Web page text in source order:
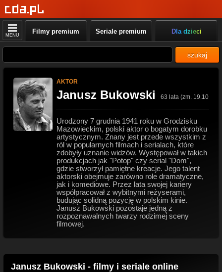
MENU Filmy premium Seriale premium Dla dzieci
szukaj
AKTOR
Janusz Bukowski 63 lata (zm.
Urodzony 7 grudnia 1941 roku w Grodzisku
Mazowieckim, polski aktor o bogatym dorobku
artystycznym. Znany jest przede wszystkim z
ról w popularnych filmach i serialach, które
zdobyły uznanie widzów. Występował w takich
produkcjach jak "Potop" czy serial "Dom",
gdzie stworzył pamiętne kreacje. Jego talent
aktorski obejmuje zarówno role dramatyczne,
jak i komediowe. Przez lata swojej kariery
współpracował z wybitnymi reżyserami,
budując solidną pozycję w polskim kinie.
Janusz Bukowski pozostaje jedną z
rozpoznawalnych twarzy rodzimej sceny
filmowej.
Janusz Bukowski - filmy i seriale online